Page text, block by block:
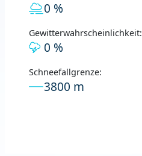
0 %
Gewitterwahrscheinlichkeit:
0 %
Schneefallgrenze:
3800 m